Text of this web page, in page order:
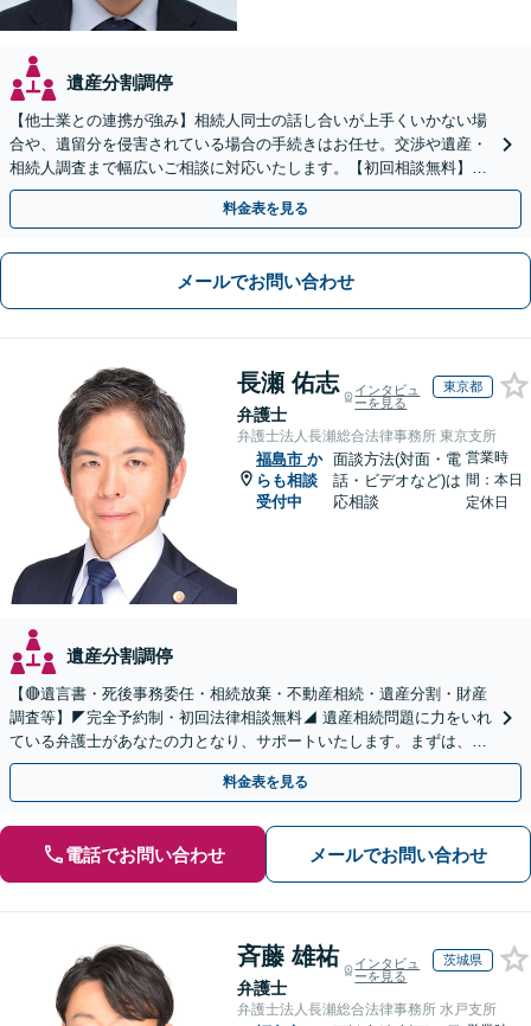
遺産分割調停
【他士業との連携が強み】相続人同士の話し合いが上手くいかない場
合や、遺留分を侵害されている場合の手続きはお任せ。交渉や遺産・
相続人調査まで幅広いご相談に対応いたします。【初回相談無料】
【出張相談OK】【LINE可】
料金表を見る
メールでお問い合わせ
長瀬 佑志
弁護士
インタビュ
ーを見る
東京都
弁護士法人長瀬総合法律事務所 東京支所
福島市 か
らも相談
受付中
面談方法(対面・電
話・ビデオなど)は
応相談
営業時
間：本日
定休日
遺産分割調停
【🔴遺言書・死後事務委任・相続放棄・不動産相続・遺産分割・財産
調査等】◤完全予約制・初回法律相談無料◢ 遺産相続問題に力をいれ
ている弁護士があなたの力となり、サポートいたします。まずは、お
気軽にお問い合わせください。
料金表を見る
電話でお問い合わせ メールでお問い合わせ
斉藤 雄祐
弁護士
インタビュ
ーを見る
茨城県
弁護士法人長瀬総合法律事務所 水戸支所